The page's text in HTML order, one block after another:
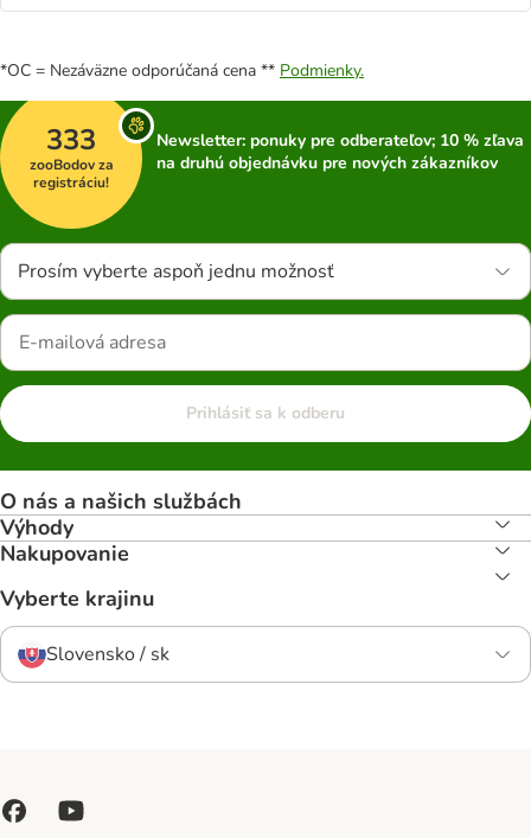
*OC = Nezáväzne odporúčaná cena ** Podmienky.
333
zooBodov za
registráciu!
Newsletter: ponuky pre odberateľov; 10 % zľava
na druhú objednávku pre nových zákazníkov
Prosím vyberte aspoň jednu možnosť
Prihlásiť sa k odberu
O nás a našich službách
Výhody
Nakupovanie
Vyberte krajinu
Slovensko / sk